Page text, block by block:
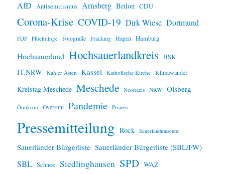
s
AfD Antisemitismus Arnsberg Brilon CDU
Corona-Krise COVID-19 Dirk Wiese Dortmund
FDP Flüchtlinge Fotografie Fracking Hagen Hamburg
Hochsauerland Hochsauerlandkreis HSK
IT.NRW Kahler Asten Kassel Katholische Kirche Klimawandel
Kreistag Meschede Meschede Neonazis NRW Olsberg
Omikron Oversum Pandemie Piraten
Pressemitteilung Rock Sauerlandmuseum
Sauerländer Bürgerliste Sauerländer Bürgerliste (SBL/FW)
SBL Schnee Siedlinghausen SPD WAZ